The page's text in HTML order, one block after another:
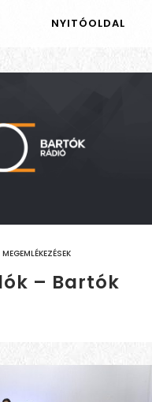
NYITÓOLDAL
MEGEMLÉKEZÉSEK
– Bartók